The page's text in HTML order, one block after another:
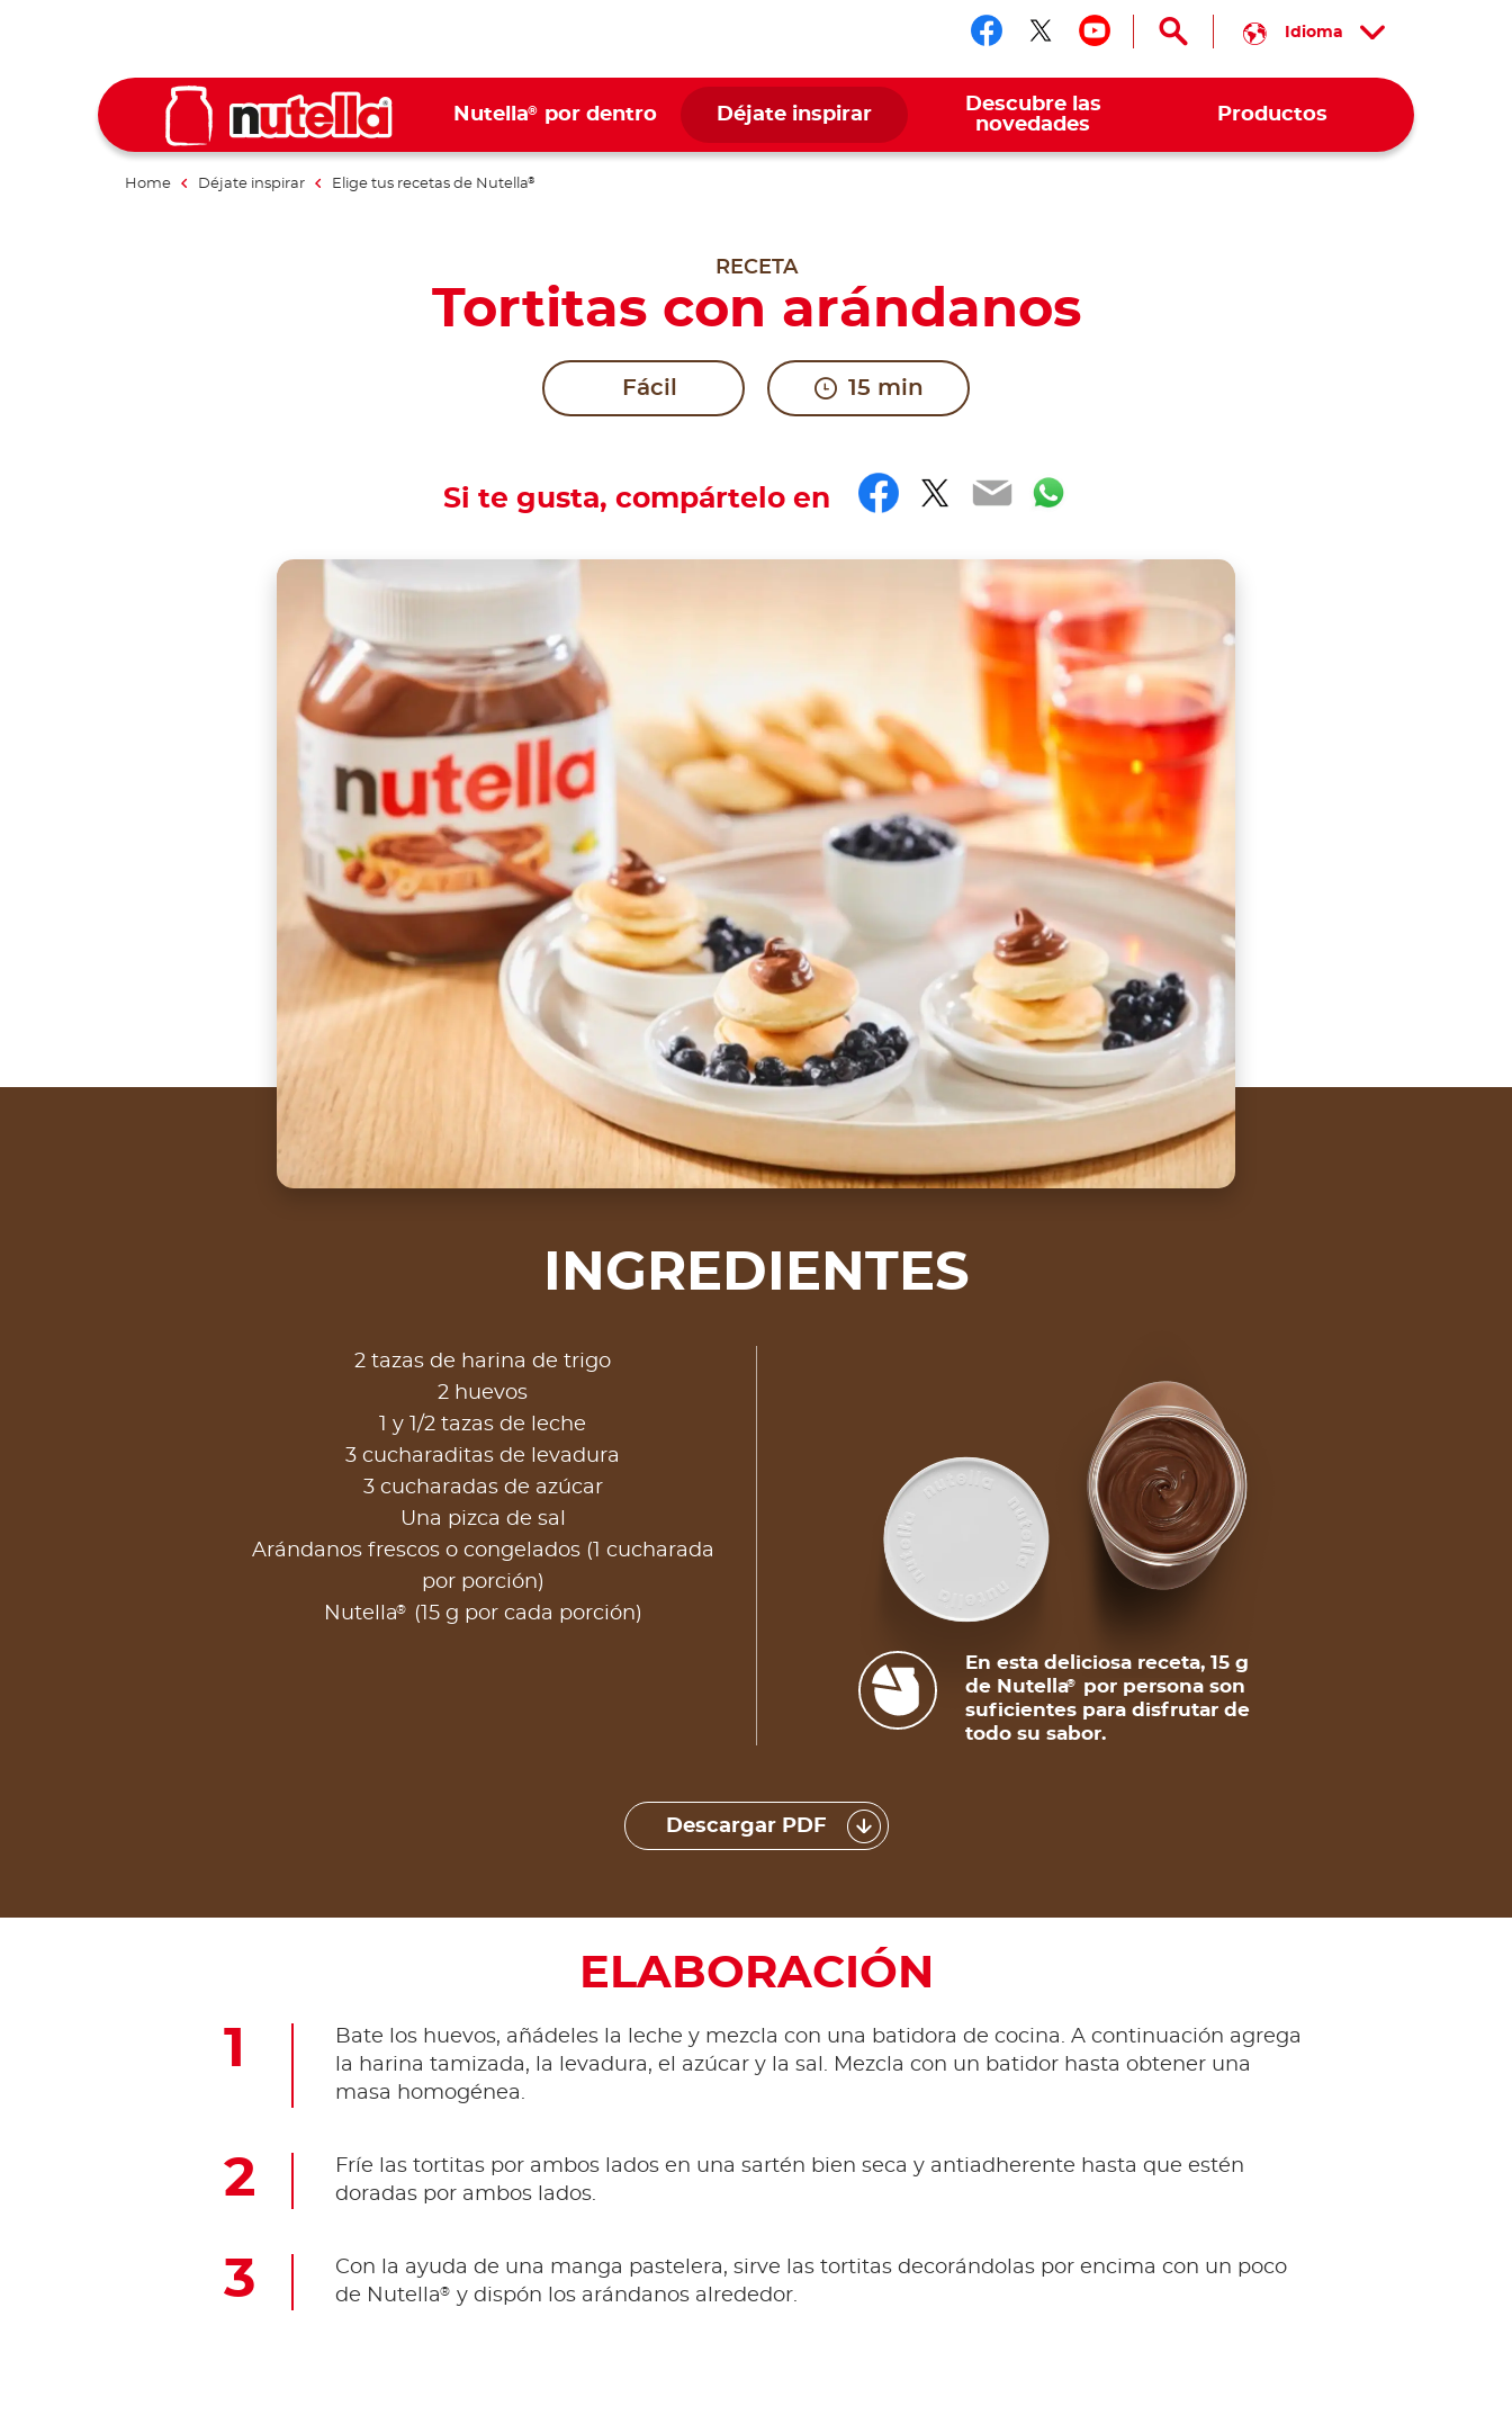
Síguenos en facebook
Síguenos en twitter
Síguenos en youtube
Idioma
Nutella® por dentro Déjate inspirar
Descubre las
novedades
Productos
Home Déjate inspirar Elige tus recetas de Nutella®
RECETA
Tortitas con arándanos
Fácil 15 min
Si te gusta, compártelo en Facebook
Twitter
EmailWhatsApp
INGREDIENTES
2 tazas de harina de trigo
2 huevos
1 y 1/2 tazas de leche
3 cucharaditas de levadura
3 cucharadas de azúcar
Una pizca de sal
Arándanos frescos o congelados (1 cucharada
por porción)
Nutella® (15 g por cada porción)
En esta deliciosa receta, 15 g
de Nutella®
por persona son
suficientes para disfrutar de
todo su sabor.
Descargar PDF
ELABORACIÓN
Bate los huevos, añádeles la leche y mezcla con una batidora de cocina. A continuación agrega
la harina tamizada, la levadura, el azúcar y la sal. Mezcla con un batidor hasta obtener una
masa homogénea.
Fríe las tortitas por ambos lados en una sartén bien seca y antiadherente hasta que estén
doradas por ambos lados.
Con la ayuda de una manga pastelera, sirve las tortitas decorándolas por encima con un poco
de Nutella® y dispón los arándanos alrededor.